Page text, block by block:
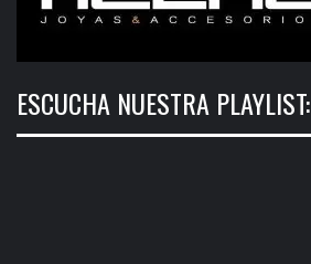
ESCUCHA NUESTRA PLAYLIST: